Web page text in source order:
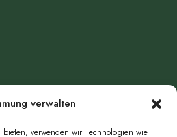
verwalten
verwenden wir Technologien wie